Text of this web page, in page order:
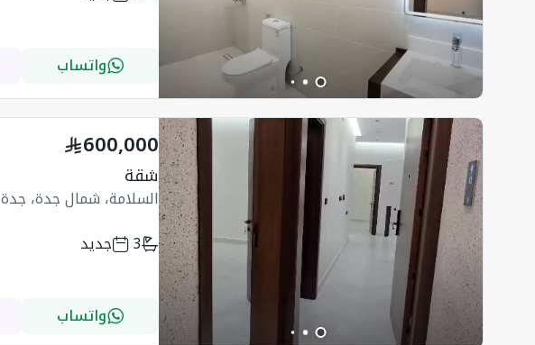
واتساب
600,000
شقة
السلامة، شمال جدة، جدة
3
جديد
واتساب